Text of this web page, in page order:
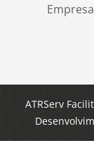
ATRServ